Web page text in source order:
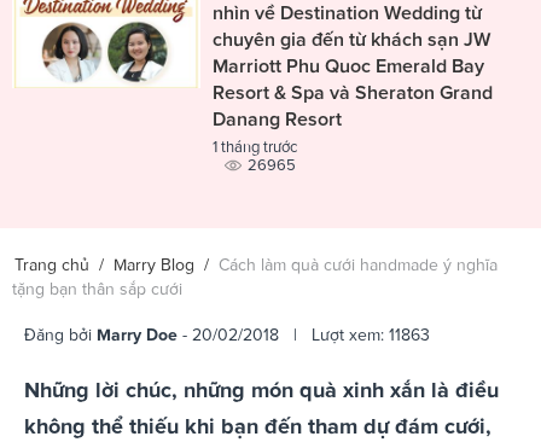
nhìn về Destination Wedding từ
chuyên gia đến từ khách sạn JW
Marriott Phu Quoc Emerald Bay
Resort & Spa và Sheraton Grand
Danang Resort
1 tháng trước
26965
Trang chủ / Marry Blog / Cách làm quà cưới handmade ý nghĩa
tặng bạn thân sắp cưới
Đăng bởi Marry Doe - 20/02/2018 | Lượt xem: 11863
Những lời chúc, những món quà xinh xắn là điều
không thể thiếu khi bạn đến tham dự đám cưới,